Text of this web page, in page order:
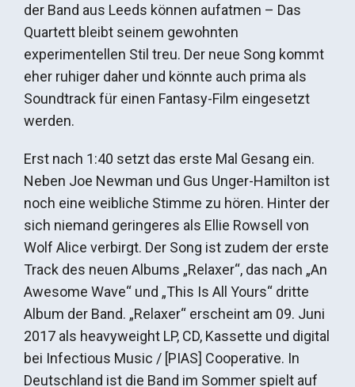
der Band aus Leeds können aufatmen – Das
Quartett bleibt seinem gewohnten
experimentellen Stil treu. Der neue Song kommt
eher ruhiger daher und könnte auch prima als
Soundtrack für einen Fantasy-Film eingesetzt
werden.
Erst nach 1:40 setzt das erste Mal Gesang ein.
Neben Joe Newman und Gus Unger-Hamilton ist
noch eine weibliche Stimme zu hören. Hinter der
sich niemand geringeres als Ellie Rowsell von
Wolf Alice verbirgt. Der Song ist zudem der erste
Track des neuen Albums „Relaxer“, das nach „An
Awesome Wave“ und „This Is All Yours“ dritte
Album der Band. „Relaxer“ erscheint am 09. Juni
2017 als heavyweight LP, CD, Kassette und digital
bei Infectious Music / [PIAS] Cooperative. In
Deutschland ist die Band im Sommer spielt auf